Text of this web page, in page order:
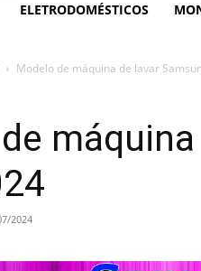
ELETRODOMÉSTICOS
Modelo de máquina de lavar
2024